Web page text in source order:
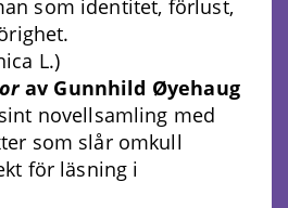
som identitet, förlust,
L.)
av Gunnhild Øyehaug
novellsamling med
som slår omkull
för läsning i